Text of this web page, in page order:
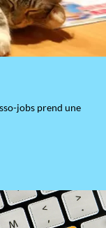
jobs prend une